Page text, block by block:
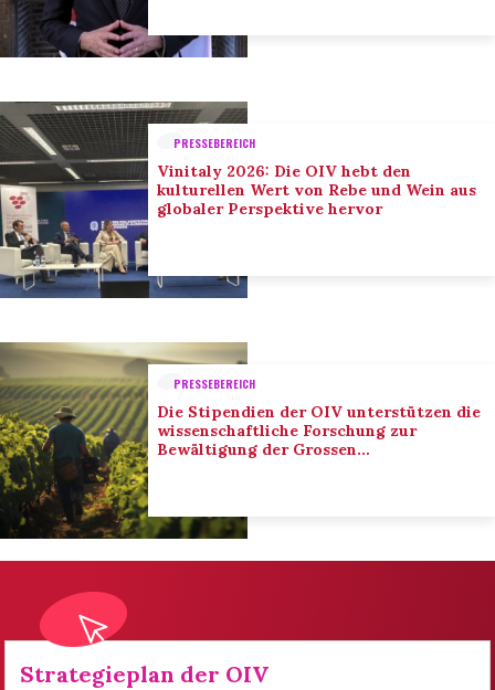
PRESSEBEREICH
Vinitaly 2026: Die OIV hebt den
kulturellen Wert von Rebe und Wein aus
globaler Perspektive hervor
PRESSEBEREICH
Die Stipendien der OIV unterstützen die
wissenschaftliche Forschung zur
Bewältigung der Grossen
Strategieplan der OIV